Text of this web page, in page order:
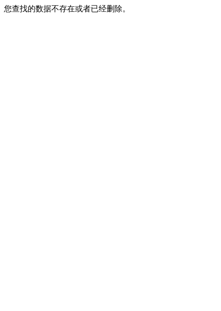
您查找的数据不存在或者已经删除。